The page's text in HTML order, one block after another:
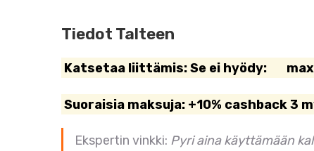
Tiedot Talteen
Katsetaa liittämis: Se ei hyödy:
Suoraisia maksuja: +10% cashback 3
Ekspertin vinkki: Pyri aina käyttämään